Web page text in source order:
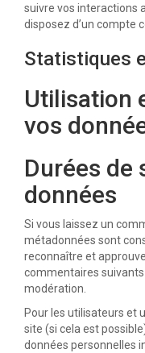
suivre vos interactions
disposez d’un compte
Statistiques
Utilisation
vos
Durées de
données
Si vous laissez un
métadonnées sont
reconnaître et
commentaires suivants
modération.
Pour les utilisateurs et
site (si cela est
données personnelles